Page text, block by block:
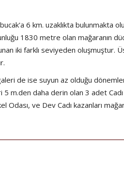
6 km. uzaklıkta bulunmakta
1830 metre olan mağaranın
iki farklı seviyeden oluşmuştur.
de ise suyun az olduğu
m.den daha derin olan 3 adet
ve Dev Cadı kazanları